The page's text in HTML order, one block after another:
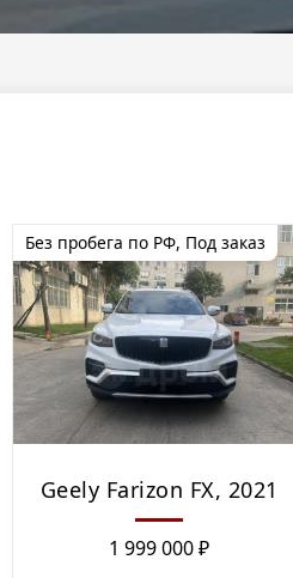
Без пробега по РФ, Под заказ
Geely Farizon FX, 2021
1 999 000₽